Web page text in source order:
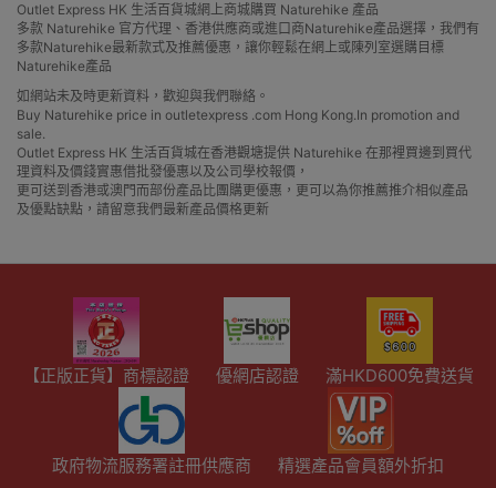
Outlet Express HK 生活百貨城網上商城購買 Naturehike 產品
多款 Naturehike 官方代理、香港供應商或進口商Naturehike產品選擇，我們有
多款Naturehike最新款式及推薦優惠，讓你輕鬆在網上或陳列室選購目標
Naturehike產品
如網站未及時更新資料，歡迎與我們聯絡。
Buy Naturehike price in outletexpress .com Hong Kong.In promotion and
sale.
Outlet Express HK 生活百貨城在香港觀塘提供 Naturehike 在那裡買邊到買代
理資料及價錢實惠借批發優惠以及公司學校報價，
更可送到香港或澳門而部份產品比團購更優惠，更可以為你推薦推介相似產品
及優點缺點，請留意我們最新產品價格更新
【正版正貨】商標認證 優網店認證 滿HKD600免費送貨
政府物流服務署註冊供應商 精選產品會員額外折扣